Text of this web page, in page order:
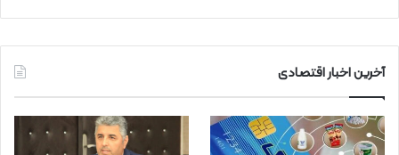
آخرین اخبار اقتصادی